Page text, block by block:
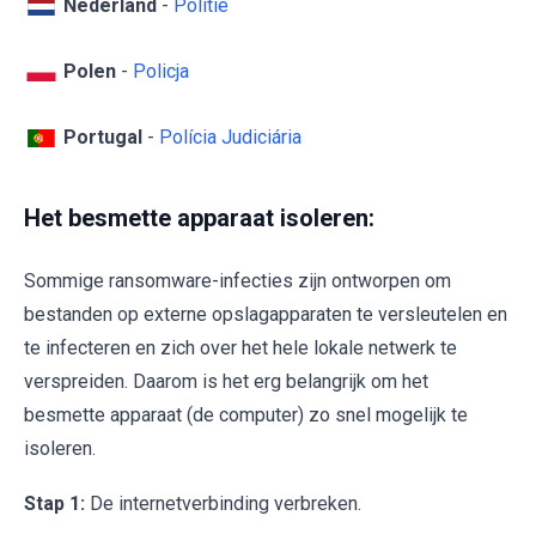
Nederland - Politie
Polen - Policja
Portugal - Polícia Judiciária
Het besmette apparaat isoleren:
Sommige ransomware-infecties zijn ontworpen om
bestanden op externe opslagapparaten te versleutelen en
te infecteren en zich over het hele lokale netwerk te
verspreiden. Daarom is het erg belangrijk om het
besmette apparaat (de computer) zo snel mogelijk te
isoleren.
Stap 1: De internetverbinding verbreken.